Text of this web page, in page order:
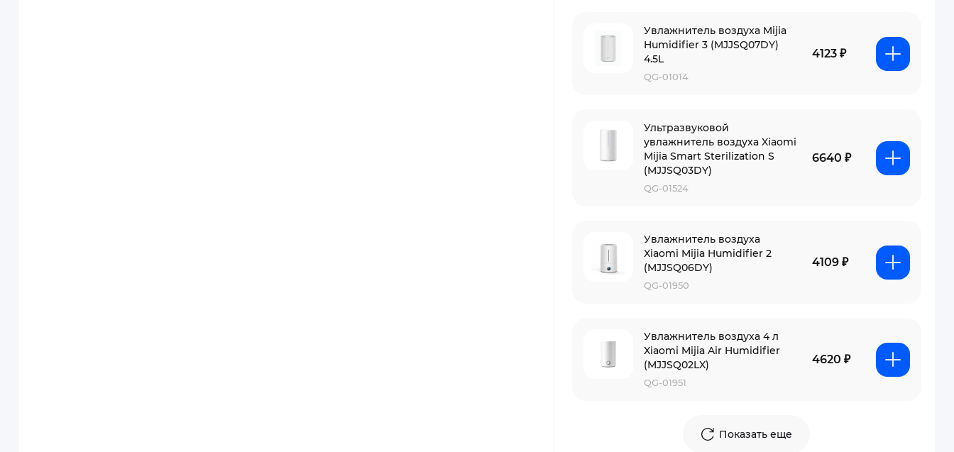
Увлажнитель воздуха Mijia
Humidifier 3 (MJJSQ07DY)
4.5L
QG-01014
4123 ₽
Ультразвуковой
увлажнитель воздуха Xiaomi
Mijia Smart Sterilization S
(MJJSQ03DY)
QG-01524
6640 ₽
Увлажнитель воздуха
Xiaomi Mijia Humidifier 2
(MJJSQ06DY)
QG-01950
4109 ₽
Увлажнитель воздуха 4 л
Xiaomi Mijia Air Humidifier
(MJJSQ02LX)
QG-01951
4620 ₽
Показать еще